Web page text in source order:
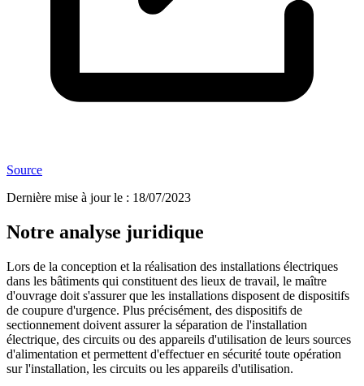
Source
Dernière mise à jour le : 18/07/2023
Notre analyse juridique
Lors de la conception et la réalisation des installations électriques
dans les bâtiments qui constituent des lieux de travail, le maître
d'ouvrage doit s'assurer que les installations disposent de dispositifs
de coupure d'urgence. Plus précisément, des dispositifs de
sectionnement doivent assurer la séparation de l'installation
électrique, des circuits ou des appareils d'utilisation de leurs sources
d'alimentation et permettent d'effectuer en sécurité toute opération
sur l'installation, les circuits ou les appareils d'utilisation.